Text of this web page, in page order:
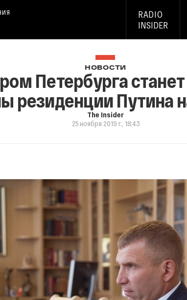
RADIO
INSIDER
НОВОСТИ
Петербурга
резиденции Путина
The Insider
25 ноября 2019 г., 18:43